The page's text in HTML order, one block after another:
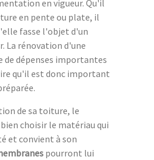
en vigueur. Qu'il
en pente ou plate, il
fasse l'objet d'un
La rénovation d'une
de dépenses importantes
qu'il est donc important
de sa toiture, le
choisir le matériau qui
et convient à son
pourront lui